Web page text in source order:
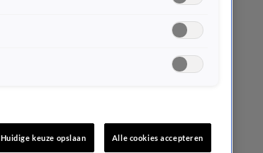
Huidige keuze opslaan Alle cookies accepteren